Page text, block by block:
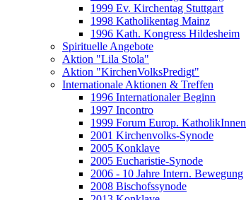
1999 Ev. Kirchentag Stuttgart
1998 Katholikentag Mainz
1996 Kath. Kongress Hildesheim
Spirituelle Angebote
Aktion "Lila Stola"
Aktion "KirchenVolksPredigt"
Internationale Aktionen & Treffen
1996 Internationaler Beginn
1997 Incontro
1999 Forum Europ. KatholikInnen
2001 Kirchenvolks-Synode
2005 Konklave
2005 Eucharistie-Synode
2006 - 10 Jahre Intern. Bewegung
2008 Bischofssynode